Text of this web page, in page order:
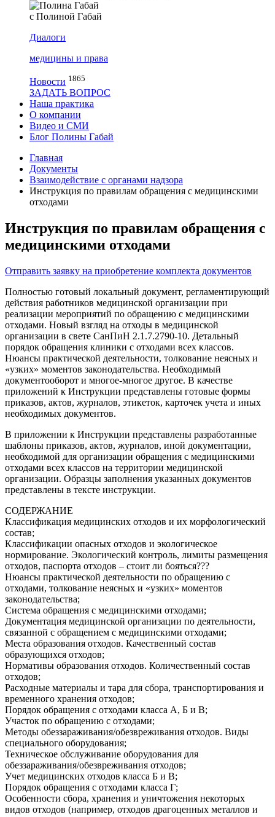
с Полиной Габай
Диалоги
медицины и права
Новости 1865
ЗАДАТЬ ВОПРОС
Наша практика
О компании
Видео и СМИ
Блог Полины Габай
Главная
Документы
Взаимодействие с органами надзора
Инструкция по правилам обращения с медицинскими
отходами
Инструкция по правилам обращения с
медицинскими отходами
Отправить заявку на приобретение комплекта документов
Полностью готовый локальный документ, регламентирующий
действия работников медицинской организации при
реализации мероприятий по обращению с медицинскими
отходами. Новый взгляд на отходы в медицинской
организации в свете СанПиН 2.1.7.2790-10. Детальный
порядок обращения клиники с отходами всех классов.
Нюансы практической деятельности, толкование неясных и
«узких» моментов законодательства. Необходимый
документооборот и многое-многое другое. В качестве
приложений к Инструкции представлены готовые формы
приказов, актов, журналов, этикеток, карточек учета и иных
необходимых документов.
В приложении к Инструкции представлены разработанные
шаблоны приказов, актов, журналов, иной документации,
необходимой для организации обращения с медицинскими
отходами всех классов на территории медицинской
организации. Образцы заполнения указанных документов
представлены в тексте инструкции.
СОДЕРЖАНИЕ
Классификация медицинских отходов и их морфологический
состав;
Классификации опасных отходов и экологическое
нормирование. Экологический контроль, лимиты размещения
отходов, паспорта отходов – стоит ли бояться???
Нюансы практической деятельности по обращению с
отходами, толкование неясных и «узких» моментов
законодательства;
Система обращения с медицинскими отходами;
Документация медицинской организации по деятельности,
связанной с обращением с медицинскими отходами;
Места образования отходов. Качественный состав
образующихся отходов;
Нормативы образования отходов. Количественный состав
отходов;
Расходные материалы и тара для сбора, транспортирования и
временного хранения отходов;
Порядок обращения с отходами класса А, Б и В;
Участок по обращению с отходами;
Методы обеззараживания/обезвреживания отходов. Виды
специального оборудования;
Техническое обслуживание оборудования для
обеззараживания/обезвреживания отходов;
Учет медицинских отходов класса Б и В;
Порядок обращения с отходами класса Г;
Особенности сбора, хранения и уничтожения некоторых
видов отходов (например, отходов драгоценных металлов и